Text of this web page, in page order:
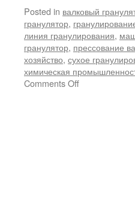
Posted in валковый
гранулятор,
линия гранулирования,
гранулятор, прессование
хозяйство, сухое
химическая
Comments Offon